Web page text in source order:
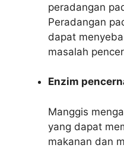
peradangan
Peradangan
dapat
masalah
Enzim
Manggis
yang dapat
makanan dan